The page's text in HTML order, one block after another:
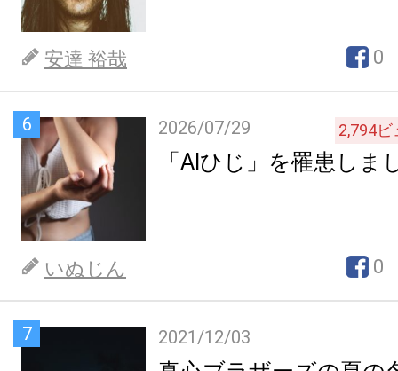
安達 裕哉 0
6 2026/07/29 2,794ビ
「AIひじ」を罹患しま
いぬじん 0
7 2021/12/03